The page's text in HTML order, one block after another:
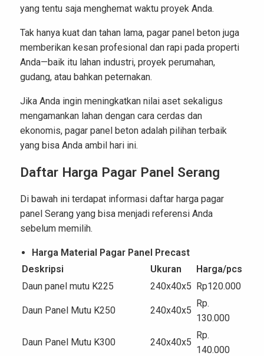
yang tentu saja menghemat waktu proyek Anda.
Tak hanya kuat dan tahan lama, pagar panel beton juga
memberikan kesan profesional dan rapi pada properti
Anda—baik itu lahan industri, proyek perumahan,
gudang, atau bahkan peternakan.
Jika Anda ingin meningkatkan nilai aset sekaligus
mengamankan lahan dengan cara cerdas dan
ekonomis, pagar panel beton adalah pilihan terbaik
yang bisa Anda ambil hari ini.
Daftar Harga Pagar Panel Serang
Di bawah ini terdapat informasi daftar harga pagar
panel Serang yang bisa menjadi referensi Anda
sebelum memilih.
Harga Material Pagar Panel Precast
Deskripsi
Ukuran
Harga/pcs
Daun panel mutu K225
240x40x5 Rp120.000
Daun Panel Mutu K250 240x40x5
Rp.
130.000
Daun Panel Mutu K300 240x40x5
Rp.
140.000